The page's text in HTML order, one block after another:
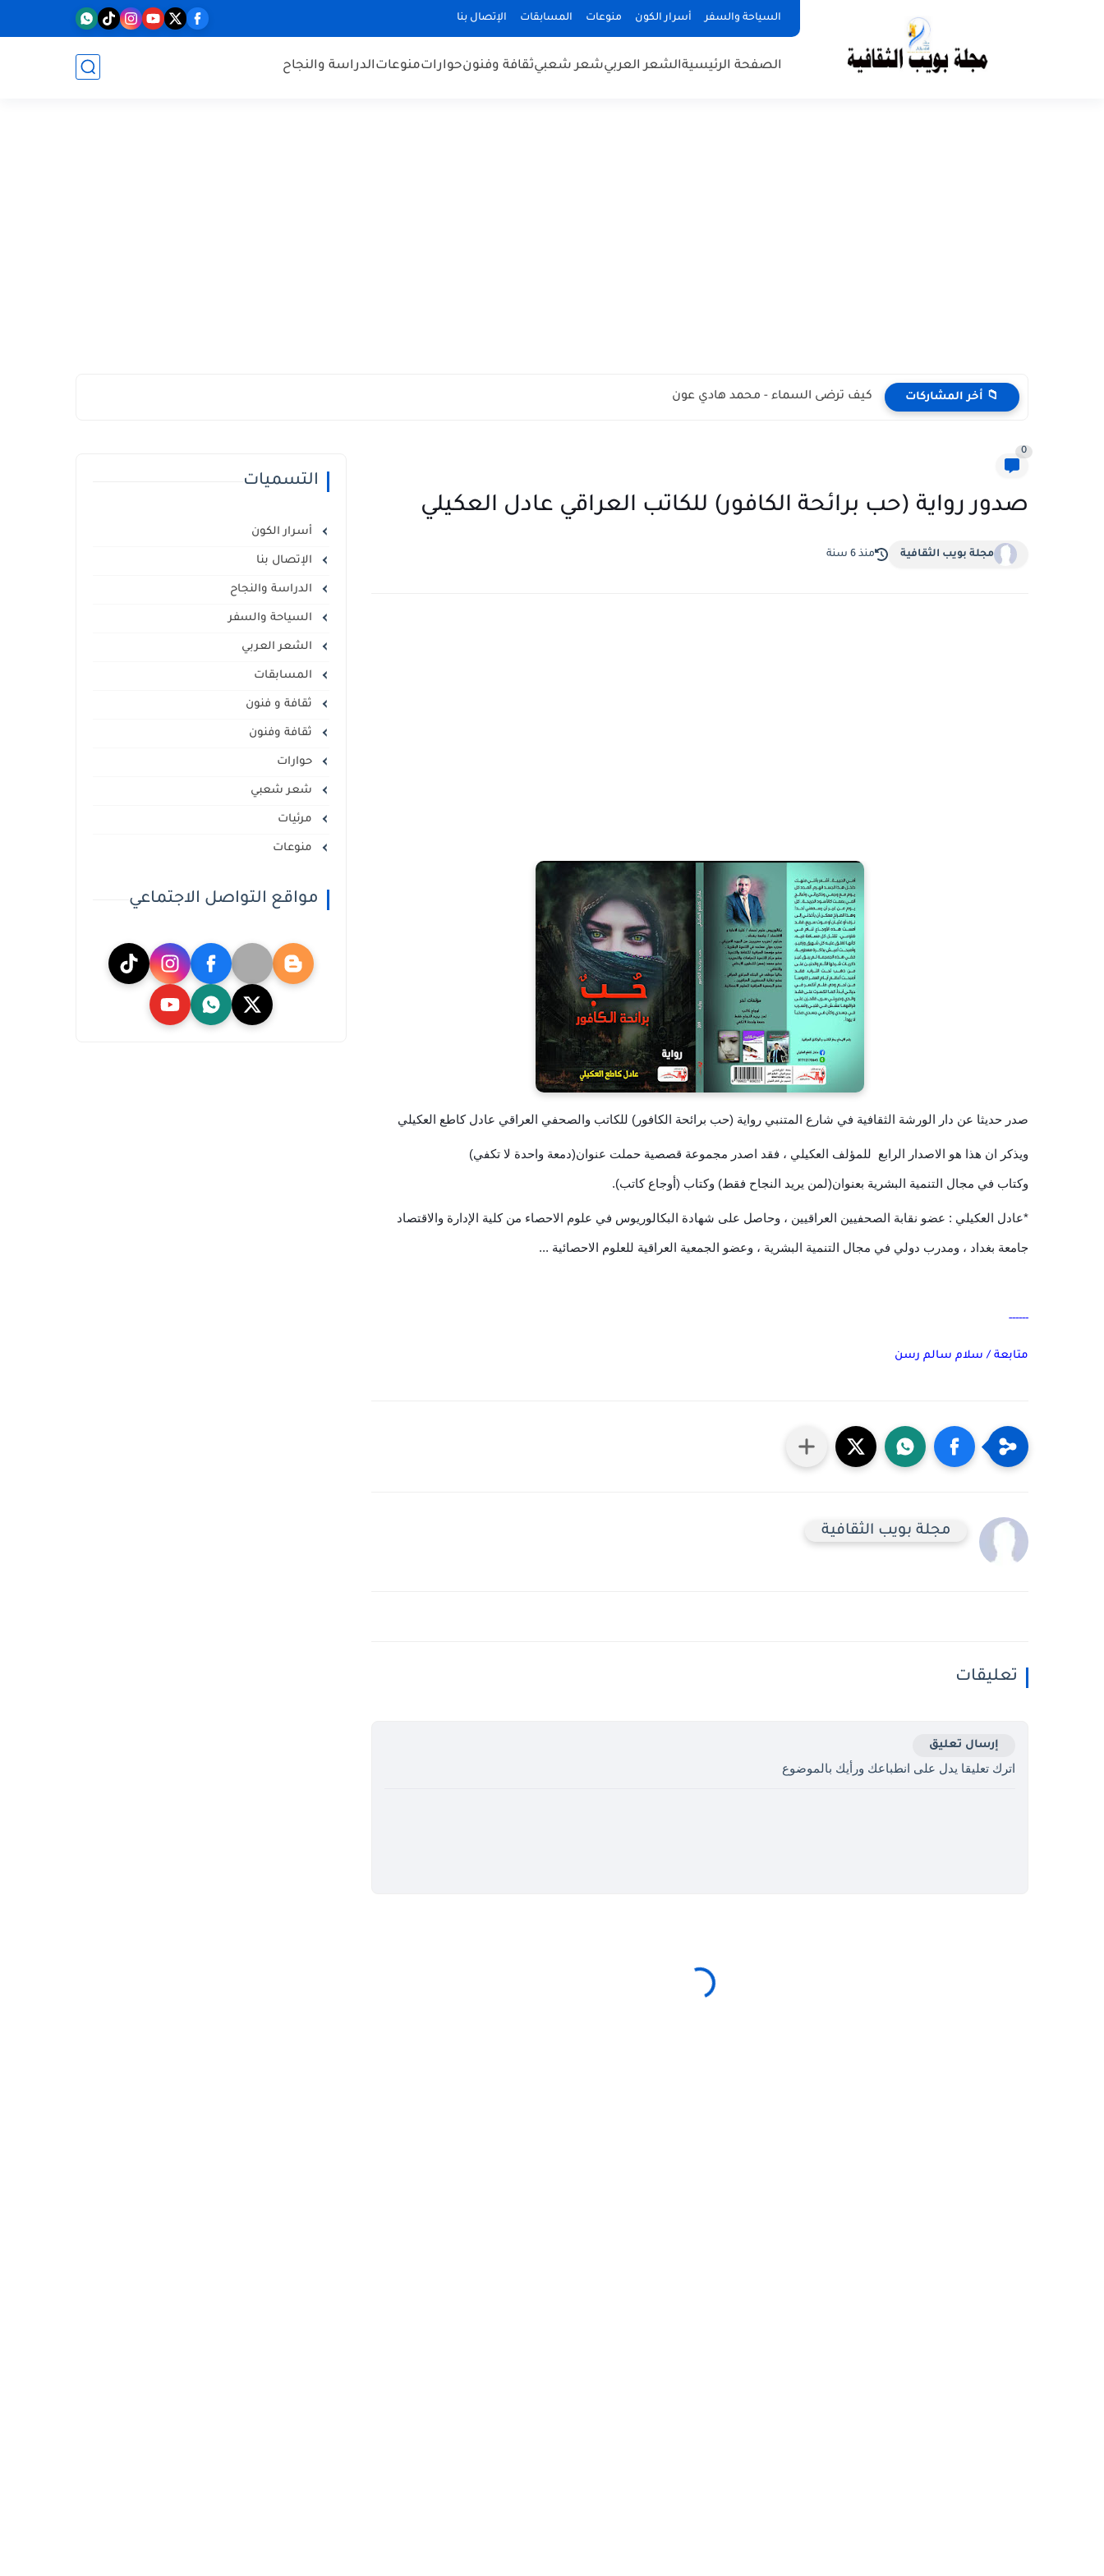
السياحة والسفر أسرار الكون منوعات المسابقات الإتصال بنا
الصفحة الرئيسيةالشعر العربيشعر شعبيثقافة وفنونحواراتمنوعاتالدراسة والنجاح
📁 أخر المشاركات كيف ترضى السماء - محمد هادي عون
0
صدور رواية (حب برائحة الكافور) للكاتب العراقي عادل العكيلي
مجلة بويب الثقافية منذ 6 سنة
صدر حديثا عن دار الورشة الثقافية في شارع المتنبي رواية (حب برائحة الكافور) للكاتب والصحفي العراقي عادل كاطع العكيلي
ويذكر ان هذا هو الاصدار الرابع للمؤلف العكيلي ، فقد اصدر مجموعة قصصية حملت عنوان(دمعة واحدة لا تكفي)
وكتاب في مجال التنمية البشرية بعنوان(لمن يريد النجاح فقط) وكتاب (أوجاع كاتب).
*عادل العكيلي : عضو نقابة الصحفيين العراقيين ، وحاصل على شهادة البكالوريوس في علوم الاحصاء من كلية الإدارة والاقتصاد
جامعة بغداد ، ومدرب دولي في مجال التنمية البشرية ، وعضو الجمعية العراقية للعلوم الاحصائية ...
------
متابعة / سلام سالم رسن
مجلة بويب الثقافية
تعليقات
إرسال تعليق
اترك تعليقا يدل على انطباعك ورأيك بالموضوع
التسميات
أسرار الكون
الإتصال بنا
الدراسة والنجاح
السياحة والسفر
الشعر العربي
المسابقات
ثقافة و فنون
ثقافة وفنون
حوارات
شعر شعبي
مرئيات
منوعات
مواقع التواصل الاجتماعي